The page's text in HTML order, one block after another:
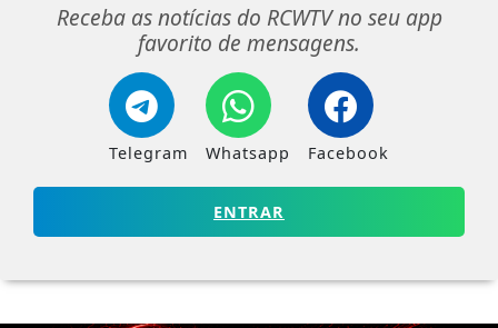
Receba as notícias do RCWTV no seu app
favorito de mensagens.
Telegram Whatsapp Facebook
ENTRAR